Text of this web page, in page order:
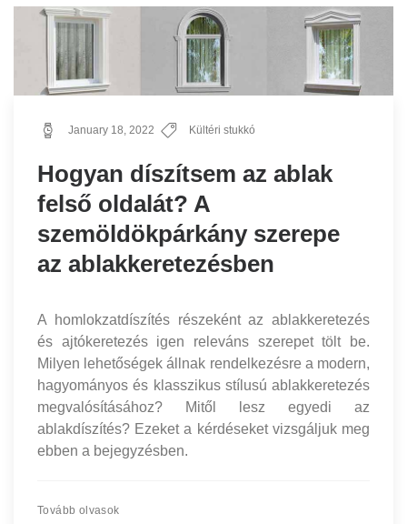
January 18, 2022 Kültéri stukkó
Hogyan díszítsem az ablak
felső oldalát? A
szemöldökpárkány szerepe
az ablakkeretezésben
A homlokzatdíszítés részeként az ablakkeretezés
és ajtókeretezés igen releváns szerepet tölt be.
Milyen lehetőségek állnak rendelkezésre a modern,
hagyományos és klasszikus stílusú ablakkeretezés
megvalósításához? Mitől lesz egyedi az
ablakdíszítés? Ezeket a kérdéseket vizsgáljuk meg
ebben a bejegyzésben.
Tovább olvasok